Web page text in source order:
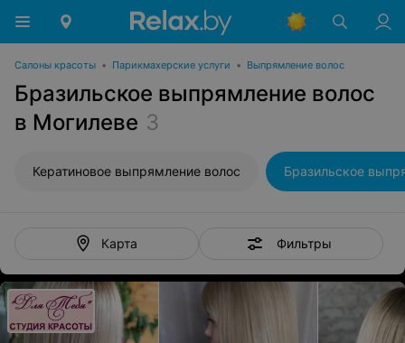
Салоны красоты • Парикмахерские услуги • Выпрямление волос
Бразильское выпрямление волос
в Могилеве 3
Кератиновое выпрямление волос
Карта Фильтры